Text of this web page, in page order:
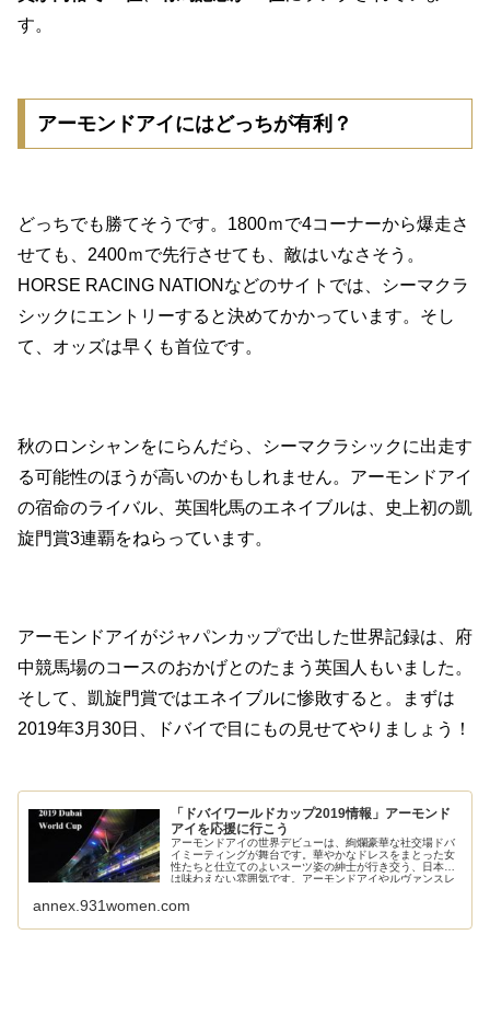
す。
アーモンドアイにはどっちが有利？
どっちでも勝てそうです。1800ｍで4コーナーから爆走さ
せても、2400ｍで先行させても、敵はいなさそう。
HORSE RACING NATIONなどのサイトでは、シーマクラ
シックにエントリーすると決めてかかっています。そし
て、オッズは早くも首位です。
秋のロンシャンをにらんだら、シーマクラシックに出走す
る可能性のほうが高いのかもしれません。アーモンドアイ
の宿命のライバル、英国牝馬のエネイブルは、史上初の凱
旋門賞3連覇をねらっています。
アーモンドアイがジャパンカップで出した世界記録は、府
中競馬場のコースのおかげとのたまう英国人もいました。
そして、凱旋門賞ではエネイブルに惨敗すると。まずは
2019年3月30日、ドバイで目にもの見せてやりましょう！
「ドバイワールドカップ2019情報」アーモンド
アイを応援に行こう
アーモンドアイの世界デビューは、絢爛豪華な社交場ドバ
イミーティングが舞台です。華やかなドレスをまとった女
性たちと仕立てのよいスーツ姿の紳士が行き交う、日本で
は味わえない雰囲気です。アーモンドアイやルヴァンスレ
に、参考になるような情報をまとめてみました。
annex.931women.com